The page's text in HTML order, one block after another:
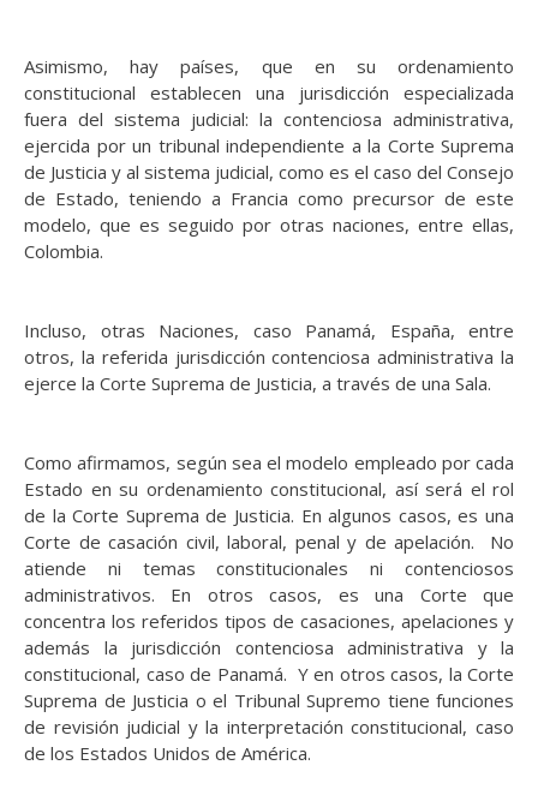
Asimismo, hay países, que en su ordenamiento
constitucional establecen una jurisdicción especializada
fuera del sistema judicial: la contenciosa administrativa,
ejercida por un tribunal independiente a la Corte Suprema
de Justicia y al sistema judicial, como es el caso del Consejo
de Estado, teniendo a Francia como precursor de este
modelo, que es seguido por otras naciones, entre ellas,
Colombia.
Incluso, otras Naciones, caso Panamá, España, entre
otros, la referida jurisdicción contenciosa administrativa la
ejerce la Corte Suprema de Justicia, a través de una Sala.
Como afirmamos, según sea el modelo empleado por cada
Estado en su ordenamiento constitucional, así será el rol
de la Corte Suprema de Justicia. En algunos casos, es una
Corte de casación civil, laboral, penal y de apelación. No
atiende ni temas constitucionales ni contenciosos
administrativos. En otros casos, es una Corte que
concentra los referidos tipos de casaciones, apelaciones y
además la jurisdicción contenciosa administrativa y la
constitucional, caso de Panamá. Y en otros casos, la Corte
Suprema de Justicia o el Tribunal Supremo tiene funciones
de revisión judicial y la interpretación constitucional, caso
de los Estados Unidos de América.